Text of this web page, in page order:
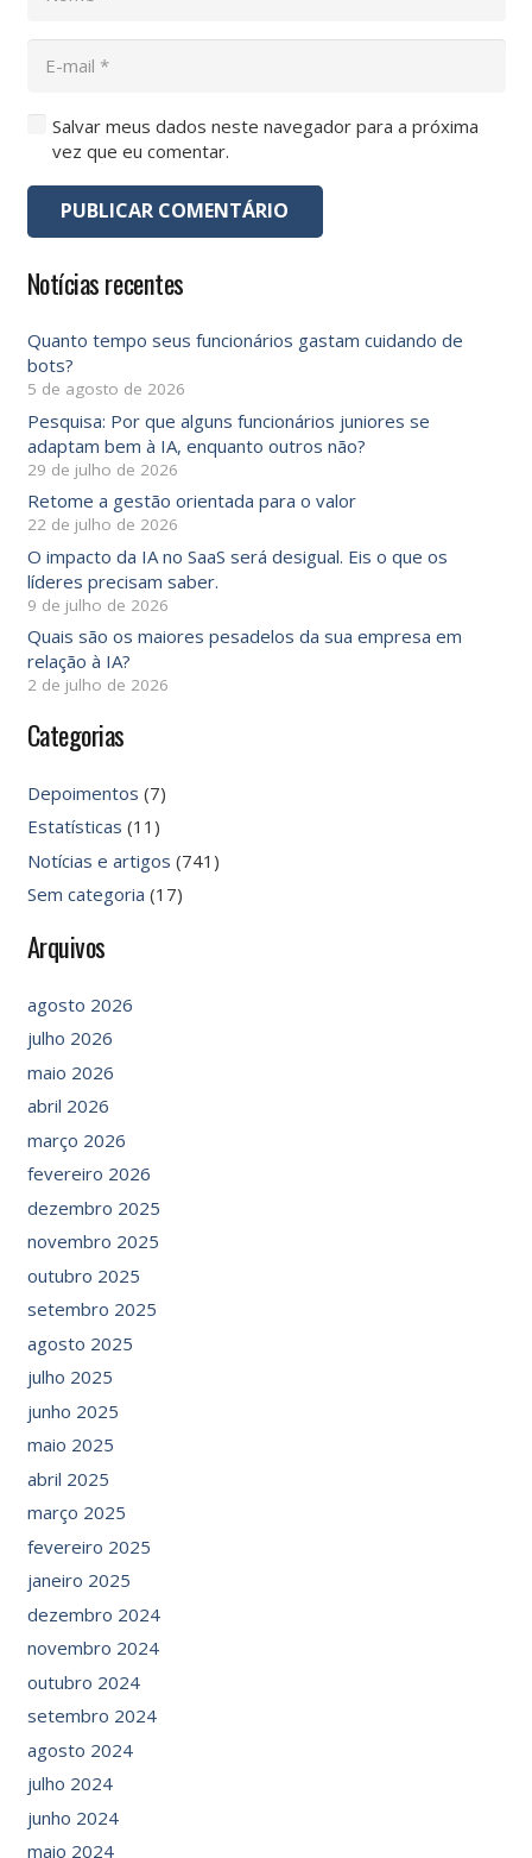
Salvar meus dados neste navegador para a próxima
vez que eu comentar.
PUBLICAR COMENTÁRIO
Notícias recentes
Quanto tempo seus funcionários gastam cuidando de
bots?
5 de agosto de 2026
Pesquisa: Por que alguns funcionários juniores se
adaptam bem à IA, enquanto outros não?
29 de julho de 2026
Retome a gestão orientada para o valor
22 de julho de 2026
O impacto da IA ​​no SaaS será desigual. Eis o que os
líderes precisam saber.
9 de julho de 2026
Quais são os maiores pesadelos da sua empresa em
relação à IA?
2 de julho de 2026
Categorias
Depoimentos (7)
Estatísticas (11)
Notícias e artigos (741)
Sem categoria (17)
Arquivos
agosto 2026
julho 2026
maio 2026
abril 2026
março 2026
fevereiro 2026
dezembro 2025
novembro 2025
outubro 2025
setembro 2025
agosto 2025
julho 2025
junho 2025
maio 2025
abril 2025
março 2025
fevereiro 2025
janeiro 2025
dezembro 2024
novembro 2024
outubro 2024
setembro 2024
agosto 2024
julho 2024
junho 2024
maio 2024